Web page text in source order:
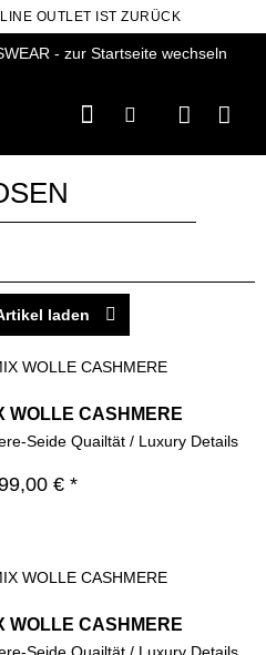
OUTLET IST ZURÜCK
laden
WOLLE CASHMERE
Seide Quailtät / Luxury Details
€ *
WOLLE CASHMERE